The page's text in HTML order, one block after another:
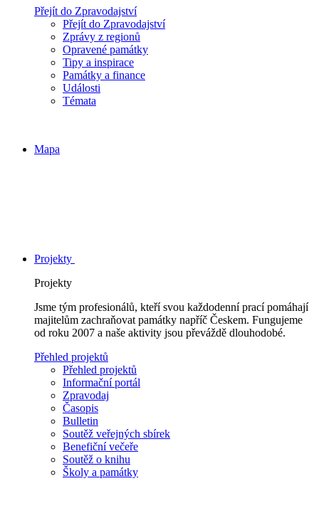
Přejít do Zpravodajství
Přejít do Zpravodajství
Zprávy z regionů
Opravené památky
Tipy a inspirace
Památky a finance
Události
Témata
Mapa
Projekty
Projekty
Jsme tým profesionálů, kteří svou každodenní prací pomáhají
majitelům zachraňovat památky napříč Českem. Fungujeme
od roku 2007 a naše aktivity jsou převáždě dlouhodobé.
Přehled projektů
Přehled projektů
Informační portál
Zpravodaj
Časopis
Bulletin
Soutěž veřejných sbírek
Benefiční večeře
Soutěž o knihu
Školy a památky